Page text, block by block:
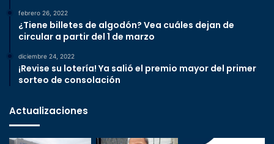
febrero 26, 2022
¿Tiene billetes de algodón? Vea cuáles dejan de
circular a partir del 1 de marzo
diciembre 24, 2022
¡Revise su lotería! Ya salió el premio mayor del primer
sorteo de consolación
Actualizaciones